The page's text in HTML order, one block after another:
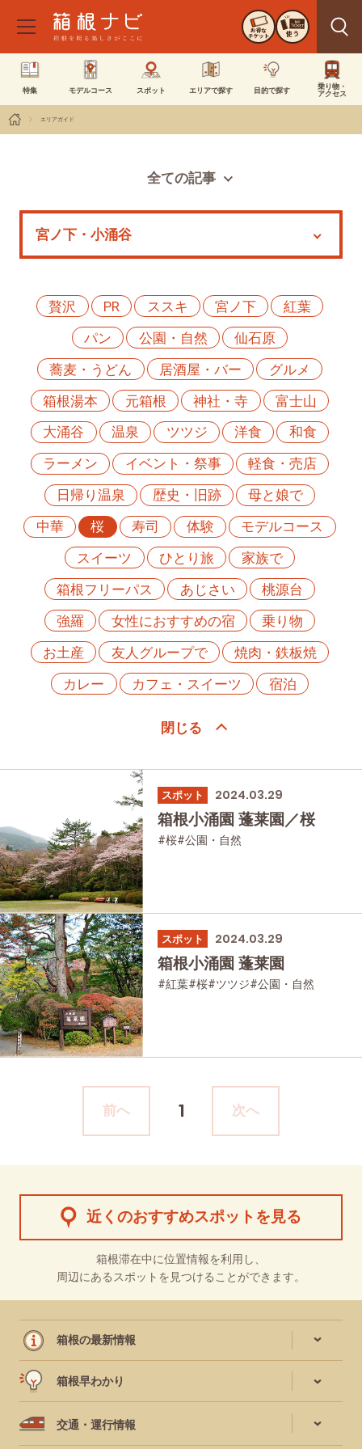
お得な
チケット 使う
特集 モデルコース スポット エリアで探す 目的で探す
乗り物・
アクセス
エリアガイド
全ての記事
特集
贅沢
PR ススキ 宮ノ下
紅葉
パン
公園・自然
仙石原
蕎麦・うどん
居酒屋・バー
グルメ
箱根湯本
元箱根 神社・寺
富士山
大涌谷
温泉 ツツジ 洋食
和食
ラーメン
イベント・祭事
軽食・売店
日帰り温泉
歴史・旧跡
母と娘で
中華
桜 寿司 体験
モデルコース
スイーツ
ひとり旅
家族で
箱根フリーパス
あじさい
桃源台
強羅
女性におすすめの宿
乗り物
お土産
友人グループで
焼肉・鉄板焼
カレー
カフェ・スイーツ 宿泊
スポット 2024.03.29
箱根小涌園 蓬莱園／桜
#桜#公園・自然
スポット 2024.03.29
箱根小涌園 蓬莱園
#紅葉#桜#ツツジ#公園・自然
前へ 1 次へ
近くのおすすめスポットを見る
箱根滞在中に位置情報を利用し、
周辺にあるスポットを見つけることができます。
箱根の最新情報
箱根早わかり
交通・運行情報